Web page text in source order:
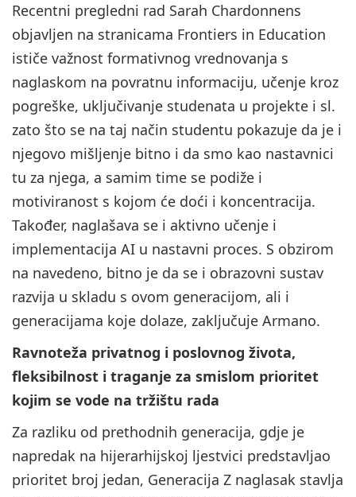
Recentni pregledni rad Sarah Chardonnens
objavljen na stranicama Frontiers in Education
ističe važnost formativnog vrednovanja s
naglaskom na povratnu informaciju, učenje kroz
pogreške, uključivanje studenata u projekte i sl.
zato što se na taj način studentu pokazuje da je i
njegovo mišljenje bitno i da smo kao nastavnici
tu za njega, a samim time se podiže i
motiviranost s kojom će doći i koncentracija.
Također, naglašava se i aktivno učenje i
implementacija AI u nastavni proces. S obzirom
na navedeno, bitno je da se i obrazovni sustav
razvija u skladu s ovom generacijom, ali i
generacijama koje dolaze, zaključuje Armano.
Ravnoteža privatnog i poslovnog života,
fleksibilnost i traganje za smislom prioritet
kojim se vode na tržištu rada
Za razliku od prethodnih generacija, gdje je
napredak na hijerarhijskoj ljestvici predstavljao
prioritet broj jedan, Generacija Z naglasak stavlja